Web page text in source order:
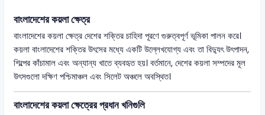
বাংলাদেশের কয়লা ক্ষেত্র
বাংলাদেশের কয়লা ক্ষেত্র দেশের শক্তির চাহিদা পূরণে গুরুত্বপূর্ণ ভূমিকা পালন করে।
কয়লা বাংলাদেশের শক্তির উৎসের মধ্যে একটি উল্লেখযোগ্য এবং তা বিদ্যুৎ উৎপাদন,
শিল্পের কাঁচামাল এবং অন্যান্য খাতে ব্যবহৃত হয়। বর্তমানে, দেশের কয়লা সম্পদের মূল
উৎসগুলো দক্ষিণ পশ্চিমাঞ্চল এবং সিলেট অঞ্চলে অবস্থিত।
বাংলাদেশের কয়লা ক্ষেত্রের প্রধান খনিগুলি